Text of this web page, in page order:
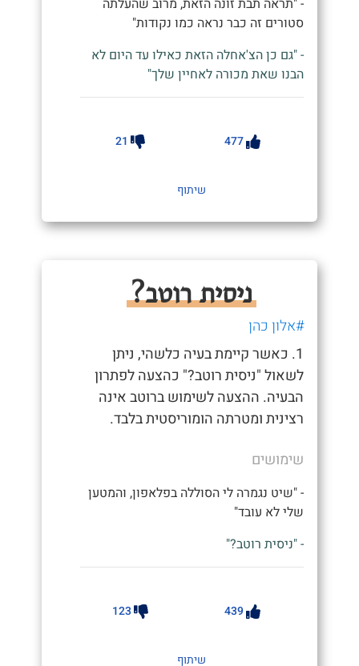
סטורים זה כבר נראה כמו נקודות"
- "גם כן הצ'אחלה הזאת כאילו עד היום לא
הבנו שאת מכורה לאחיין שלך"
477
21
שיתוף
ניסית רוטב?
#אלון כהן
1. כאשר קיימת בעיה כלשהי, ניתן
לשאול "ניסית רוטב?" כהצעה לפתרון
הבעיה. ההצעה לשימוש ברוטב אינה
רצינית ומטרתה הומוריסטית בלבד.
שימושים
- "שיט נגמרה לי הסוללה בפלאפון, והמטען
שלי לא עובד"
- "ניסית רוטב?"
439
123
שיתוף